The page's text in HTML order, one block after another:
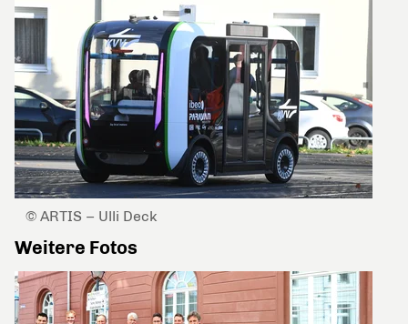
© ARTIS – Ulli Deck
Weitere Fotos